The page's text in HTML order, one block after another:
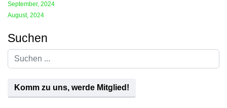
September, 2024
August, 2024
Suchen
Suchen
Komm zu uns, werde Mitglied!